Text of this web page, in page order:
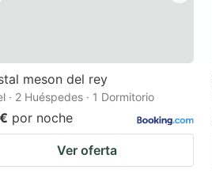
meson del rey
· 2 Huéspedes · 1 Dormitorio
por noche
Ver oferta